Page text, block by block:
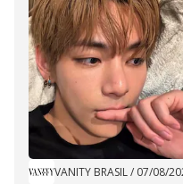
VANITY BRASIL/ 07/08/